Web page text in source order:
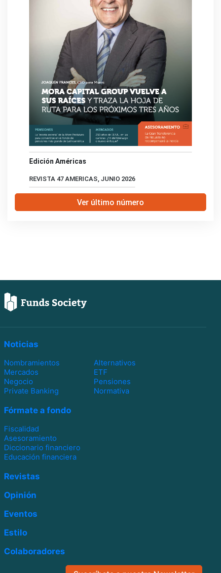
Edición Américas
REVISTA 47 AMERICAS, JUNIO 2026
Ver último número
Noticias
Nombramientos
Alternativos
Mercados
ETF
Negocio
Pensiones
Private Banking
Normativa
Fórmate a fondo
Fiscalidad
Asesoramiento
Diccionario financiero
Educación financiera
Revistas
Opinión
Eventos
Estilo
Colaboradores